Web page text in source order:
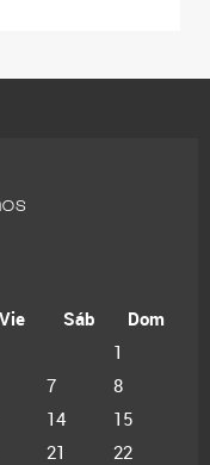
Vie Sáb
Dom
1
7
8
14
15
21
22